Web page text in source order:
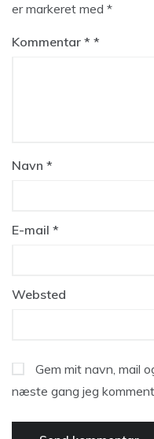
er markeret med *
Kommentar *
Navn *
E-mail *
Websted
Gem mit navn, mail
næste gang jeg